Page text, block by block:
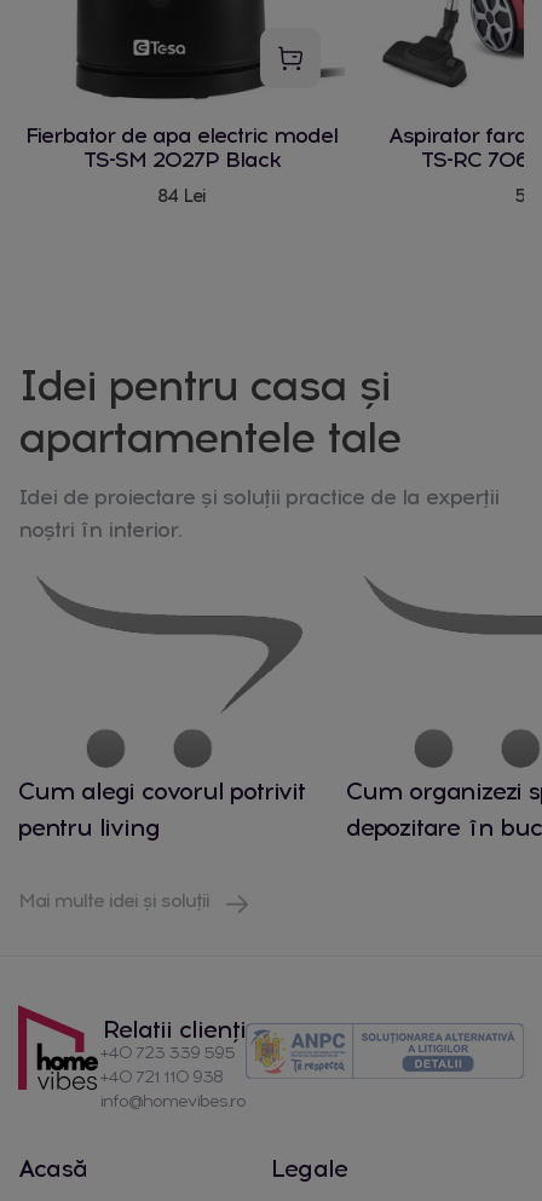
Fierbator de apa electric model
TS-SM 2027P Black
84 Lei
Aspirator fara
TS-RC 706
Idei pentru casa și
apartamentele tale
Idei de proiectare și soluții practice de la experții
noștri în interior.
Cum alegi covorul potrivit
pentru living
Cum organizezi
depozitare în
Mai multe idei și soluții
Relatii clienți
+40 723 339 595
+40 721 110 938
info@homevibes.ro
Acasă Legale